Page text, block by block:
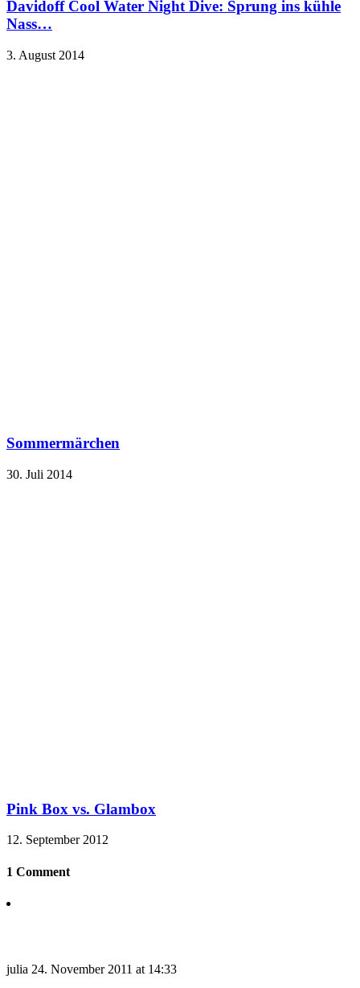
Davidoff Cool Water Night Dive: Sprung ins kühle
Nass…
3. August 2014
Sommermärchen
30. Juli 2014
Pink Box vs. Glambox
12. September 2012
1 Comment
julia 24. November 2011 at 14:33